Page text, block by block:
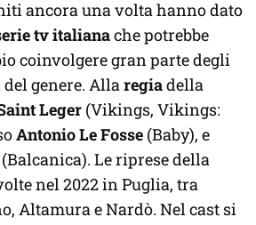
ancora una volta hanno dato
tv italianache potrebbe
coinvolgere gran parte degli
genere. Alla regiadella
Leger (Vikings, Vikings:
Antonio Le Fosse (Baby), e
(Balcanica). Le riprese della
nel 2022 in Puglia, tra
Altamura e Nardò. Nel cast si